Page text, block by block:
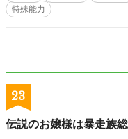
特殊能力
23
伝説のお嬢様は暴走族